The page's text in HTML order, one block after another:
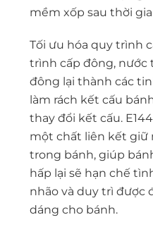
mềm xốp sau thời
Tối ưu hóa quy trình
trình cấp đông, nước
đông lại thành các
làm rách kết cấu
thay đổi kết cấu.
một chất liên kết giữ
trong bánh, giúp
hấp lại sẽ hạn chế
nhão và duy trì được
dáng cho bánh.